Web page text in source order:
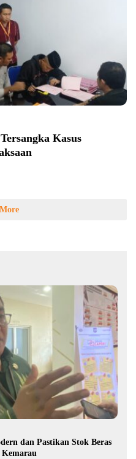
Kasus
dan Pastikan Stok Beras
Kemarau